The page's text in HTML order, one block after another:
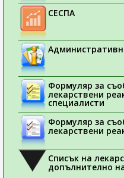
СЕСПА
Формуляр за
лекарствени
специалисти
Формуляр за
лекарствени
Списък на
допълнително